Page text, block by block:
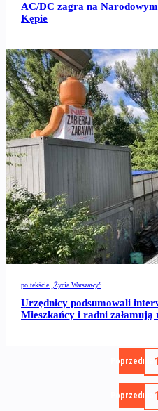
AC/DC zagra na
Kępie
po tekście „Życia Warszawy”
Urzędnicy podsumowali
Mieszkańcy i radni załamują
Poprzednia 1
Poprzednia 1